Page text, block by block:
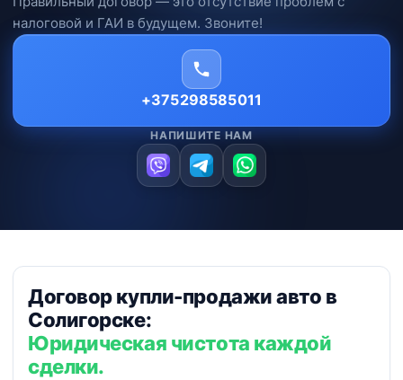
налоговой и ГАИ в будущем. Звоните!
+375298585011
НАПИШИТЕ НАМ
Договор купли-продажи авто в
Солигорске:
Юридическая чистота каждой
сделки.